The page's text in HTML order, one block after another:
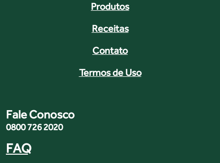
Produtos
Receitas
Contato
Termos de Uso
Fale Conosco
0800 726 2020
FAQ